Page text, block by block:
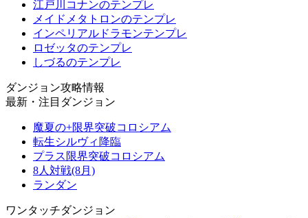
江戸川コナンのテンプレ
メイドメタトロンのテンプレ
インペリアルドラモンテンプレ
ロゼッタのテンプレ
しづるのテンプレ
ダンジョン攻略情報
最新・注目ダンジョン
魔夏の+限界突破コロシアム
転生シルヴィ降臨
プラス限界突破コロシアム
8人対戦(8月)
ランダン
ワンタッチダンジョン